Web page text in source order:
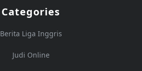
Categories
Berita Liga Inggris
Judi Online